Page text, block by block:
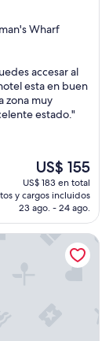
Wharf
accesar al
esta en buen
zona muy
estado."
El
precio
actual
es
de
US$ 155
US$ 155
US$ 183 en total
y cargos incluidos
23 ago. - 24 ago.